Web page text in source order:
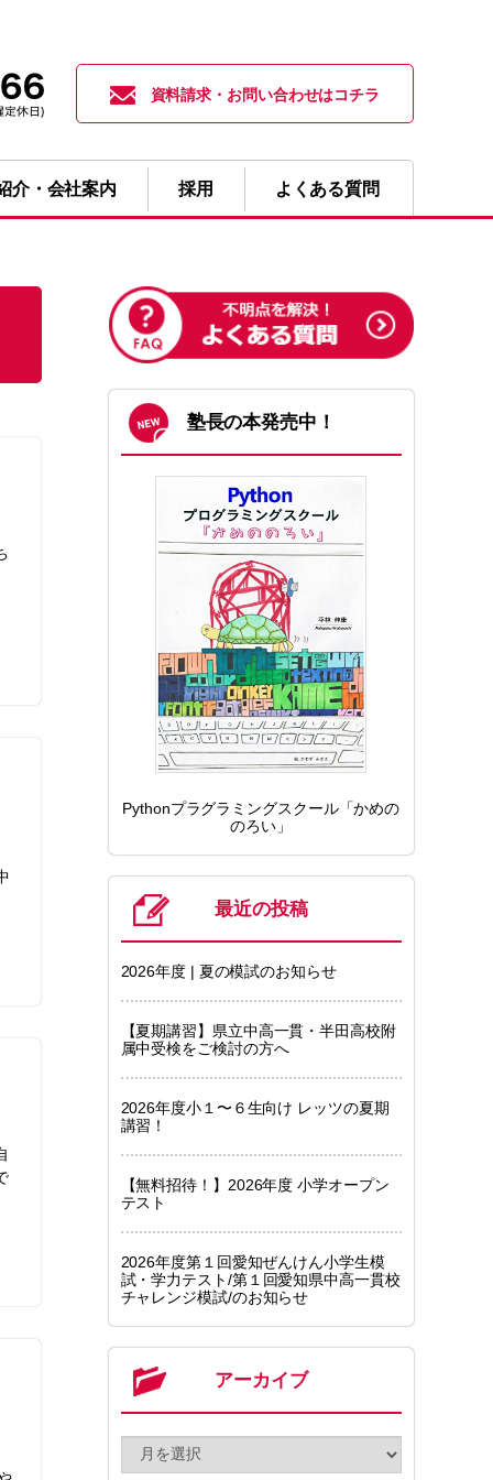
資料請求・お問い合わせはコチラ
介・会社案内 採用 よくある質問
塾長の本発売中！
Pythonプラグラミングスクール「かめの
のろい」
最近の投稿
2026年度 | 夏の模試のお知らせ
【夏期講習】県立中高一貫・半田高校附
属中受検をご検討の方へ
2026年度小１〜６生向け レッツの夏期
講習！
【無料招待！】2026年度 小学オープン
テスト
2026年度第１回愛知ぜんけん小学生模
試・学力テスト/第１回愛知県中高一貫校
チャレンジ模試/のお知らせ
アーカイブ